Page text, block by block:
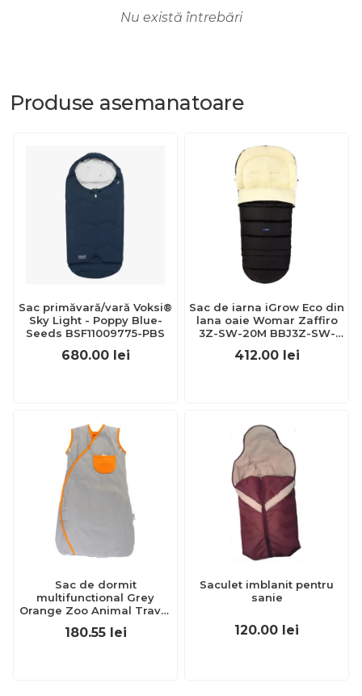
Nu există întrebări
Produse asemanatoare
Sac primăvară/vară Voksi®
Sky Light - Poppy Blue-
Seeds BSF11009775-PBS
680.00 lei
Sac de iarna iGrow Eco din
lana oaie Womar Zaffiro
3Z-SW-20M BBJ3Z-SW-
20M_Negru
412.00 lei
Sac de dormit
multifunctional Grey
Orange Zoo Animal Travel
0-3 luni 2.5 Tog
BBXUK1080-25
180.55 lei
Saculet imblanit pentru
sanie
120.00 lei